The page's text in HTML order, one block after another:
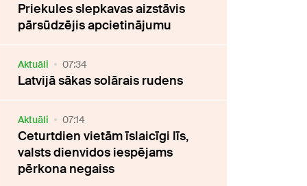
Priekules slepkavas aizstāvis
pārsūdzējis apcietinājumu
Aktuāli 07:34
Latvijā sākas solārais rudens
Aktuāli 07:14
Ceturtdien vietām īslaicīgi līs,
valsts dienvidos iespējams
pērkona negaiss